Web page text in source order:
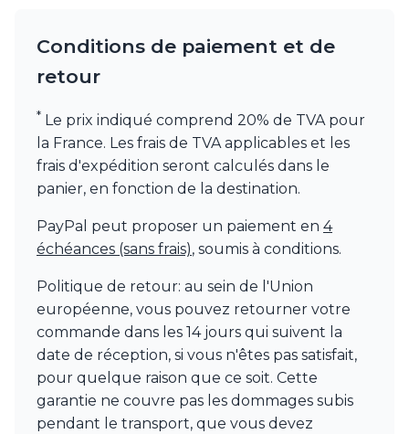
Conditions de paiement et de
retour
* Le prix indiqué comprend 20% de TVA pour
la France. Les frais de TVA applicables et les
frais d'expédition seront calculés dans le
panier, en fonction de la destination.
PayPal peut proposer un paiement en 4
échéances (sans frais), soumis à conditions.
Politique de retour: au sein de l'Union
européenne, vous pouvez retourner votre
commande dans les 14 jours qui suivent la
date de réception, si vous n'êtes pas satisfait,
pour quelque raison que ce soit. Cette
garantie ne couvre pas les dommages subis
pendant le transport, que vous devez